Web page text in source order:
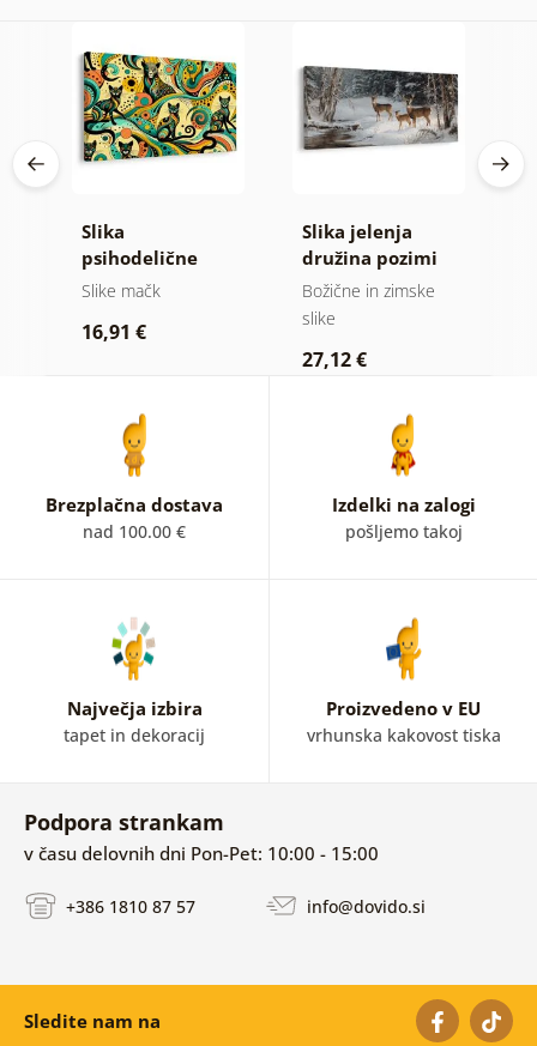
Slika
psihodelične
mačke
Slike mačk
16,91 €
Slika jelenja
družina pozimi
Božične in zimske
slike
27,12 €
Brezplačna dostava
nad 100.00 €
Izdelki na zalogi
pošljemo takoj
Največja izbira
tapet in dekoracij
Proizvedeno v EU
vrhunska kakovost tiska
Podpora strankam
v času delovnih dni Pon-Pet: 10:00 - 15:00
+386 1810 87 57 info@dovido.si
Sledite nam na